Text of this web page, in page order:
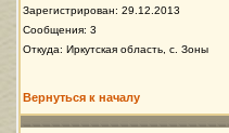
Зарегистрирован: 29.12.2013
Сообщения: 3
Откуда: Иркутская область, с. Зоны
Вернуться к началу